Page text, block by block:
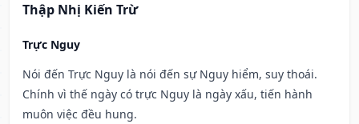
Thập Nhị Kiến Trừ
Trực Nguy
Nói đến Trực Nguy là nói đến sự Nguy hiểm, suy thoái.
Chính vì thế ngày có trực Nguy là ngày xấu, tiến hành
muôn việc đều hung.